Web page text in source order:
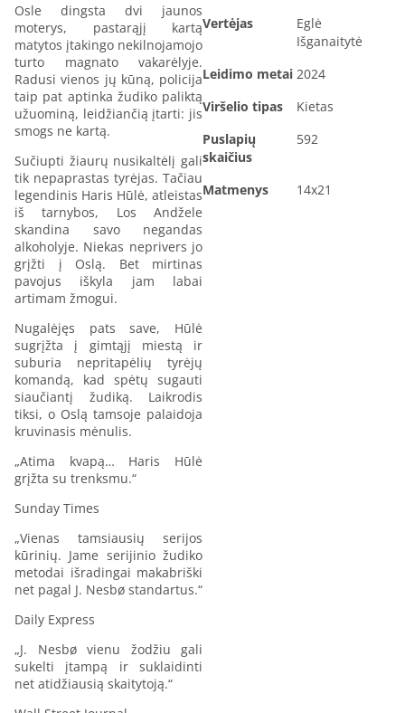
Osle dingsta dvi jaunos
moterys, pastarąjį kartą
matytos įtakingo nekilnojamojo
turto magnato vakarėlyje.
Radusi vienos jų kūną, policija
taip pat aptinka žudiko paliktą
užuominą, leidžiančią įtarti: jis
smogs ne kartą.
Sučiupti žiaurų nusikaltėlį gali
tik nepaprastas tyrėjas. Tačiau
legendinis Haris Hūlė, atleistas
iš tarnybos, Los Andžele
skandina savo negandas
alkoholyje. Niekas neprivers jo
grįžti į Oslą. Bet mirtinas
pavojus iškyla jam labai
artimam žmogui.
Nugalėjęs pats save, Hūlė
sugrįžta į gimtąjį miestą ir
suburia nepritapėlių tyrėjų
komandą, kad spėtų sugauti
siaučiantį žudiką. Laikrodis
tiksi, o Oslą tamsoje palaidoja
kruvinasis mėnulis.
„Atima kvapą… Haris Hūlė
grįžta su trenksmu.“
Sunday Times
„Vienas tamsiausių serijos
kūrinių. Jame serijinio žudiko
metodai išradingai makabriški
net pagal J. Nesbø standartus.“
Daily Express
„J. Nesbø vienu žodžiu gali
sukelti įtampą ir suklaidinti
net atidžiausią skaitytoją.“
Vertėjas
Eglė
Išganaitytė
Leidimo metai 2024
Viršelio tipas
Kietas
Puslapių
skaičius
592
Matmenys 14x21